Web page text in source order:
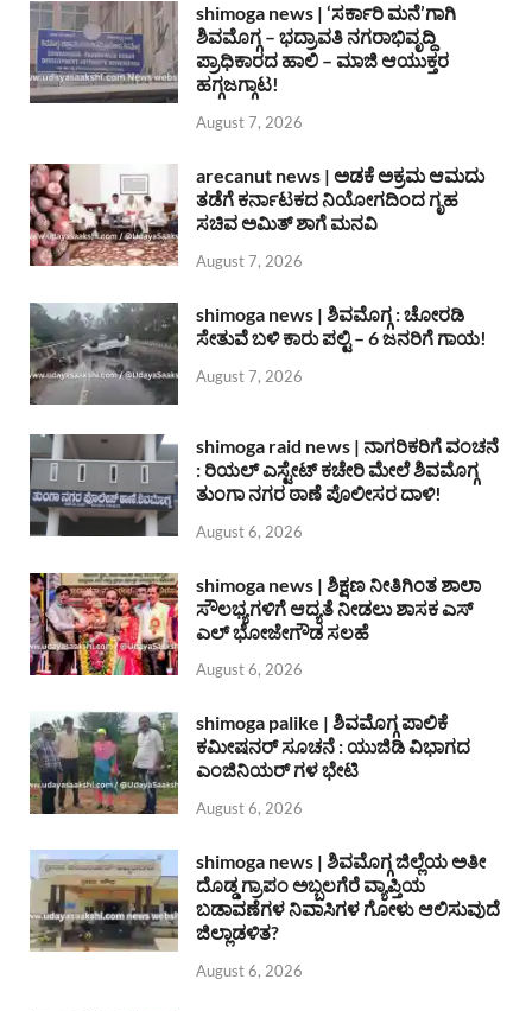
shimoga news | ‘ಸರ್ಕಾರಿ ಮನೆ’ಗಾಗಿ
ಶಿವಮೊಗ್ಗ – ಭದ್ರಾವತಿ ನಗರಾಭಿವೃದ್ದಿ
ಪ್ರಾಧಿಕಾರದ ಹಾಲಿ – ಮಾಜಿ ಆಯುಕ್ತರ
ಹಗ್ಗಜಗ್ಗಾಟ!
August 7, 2026
arecanut news | ಅಡಕೆ ಅಕ್ರಮ ಆಮದು
ತಡೆಗೆ ಕರ್ನಾಟಕದ ನಿಯೋಗದಿಂದ ಗೃಹ
ಸಚಿವ ಅಮಿತ್ ಶಾಗೆ ಮನವಿ
August 7, 2026
shimoga news | ಶಿವಮೊಗ್ಗ : ಚೋರಡಿ
ಸೇತುವೆ ಬಳಿ ಕಾರು ಪಲ್ಟಿ – 6 ಜನರಿಗೆ ಗಾಯ!
August 7, 2026
shimoga raid news | ನಾಗರಿಕರಿಗೆ ವಂಚನೆ
: ರಿಯಲ್ ಎಸ್ಟೇಟ್ ಕಚೇರಿ ಮೇಲೆ ಶಿವಮೊಗ್ಗ
ತುಂಗಾ ನಗರ ಠಾಣೆ ಪೊಲೀಸರ ದಾಳಿ!
August 6, 2026
shimoga news | ಶಿಕ್ಷಣ ನೀತಿಗಿಂತ ಶಾಲಾ
ಸೌಲಭ್ಯಗಳಿಗೆ ಆದ್ಯತೆ ನೀಡಲು ಶಾಸಕ ಎಸ್
ಎಲ್ ಭೋಜೇಗೌಡ ಸಲಹೆ
August 6, 2026
shimoga palike | ಶಿವಮೊಗ್ಗ ಪಾಲಿಕೆ
ಕಮೀಷನರ್ ಸೂಚನೆ : ಯುಜಿಡಿ ವಿಭಾಗದ
ಎಂಜಿನಿಯರ್ ಗಳ ಭೇಟಿ
August 6, 2026
shimoga news | ಶಿವಮೊಗ್ಗ ಜಿಲ್ಲೆಯ ಅತೀ
ದೊಡ್ಡ ಗ್ರಾಪಂ ಅಬ್ಬಲಗೆರೆ ವ್ಯಾಪ್ತಿಯ
ಬಡಾವಣೆಗಳ ನಿವಾಸಿಗಳ ಗೋಳು ಆಲಿಸುವುದೆ
ಜಿಲ್ಲಾಡಳಿತ?
August 6, 2026